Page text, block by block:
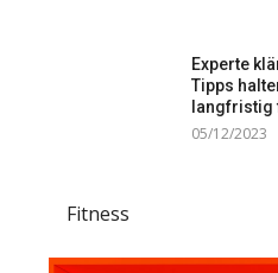
Experte
Tipps
langfristig
05/12/2023
Fitness